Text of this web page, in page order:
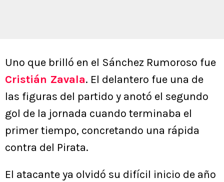
Uno que brilló en el Sánchez Rumoroso fue
Cristián Zavala. El delantero fue una de
las figuras del partido y anotó el segundo
gol de la jornada cuando terminaba el
primer tiempo, concretando una rápida
contra del Pirata.
El atacante ya olvidó su difícil inicio de año